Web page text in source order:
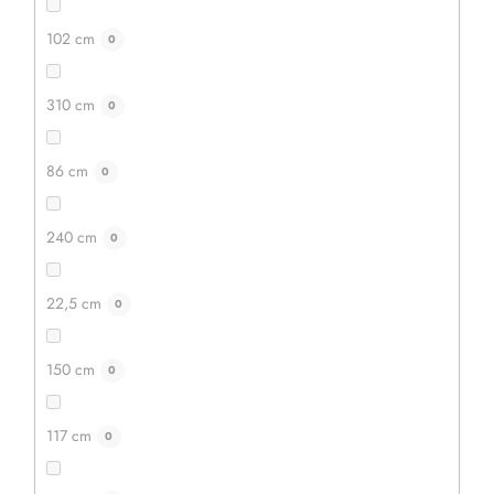
102 cm 0
310 cm 0
86 cm 0
240 cm 0
22,5 cm 0
150 cm 0
117 cm 0
879 Kč
1 099 Kč